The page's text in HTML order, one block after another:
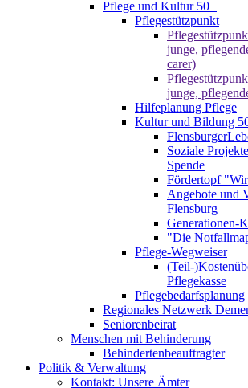
Pflege und Kultur 50+
Pflegestützpunkt
junge,
carer)
junge,
Hilfeplanung Pflege
Kultur und Bildung
Soziale
Spende
Fördertopf
Angebote und
Flensburg
Generationen-
"Die
Pflege-Wegweiser
(Teil-
Pflegekasse
Pflegebedarfsplanung
Regionales Netzwerk
Seniorenbeirat
Menschen mit Behinderung
Behindertenbeauftragter
Politik & Verwaltung
Kontakt: Unsere Ämter